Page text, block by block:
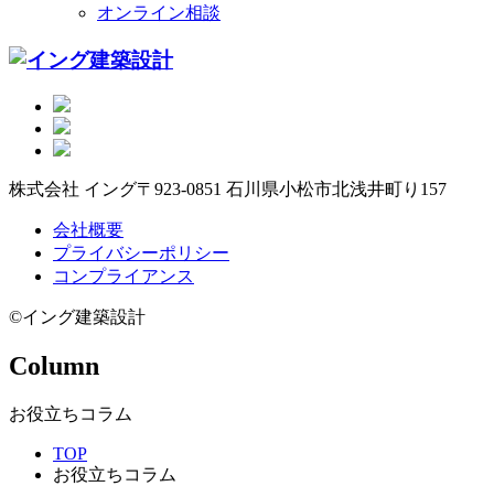
オンライン相談
株式会社 イング〒923-0851 石川県小松市北浅井町り157
会社概要
プライバシーポリシー
コンプライアンス
©イング建築設計
Column
お役立ちコラム
TOP
お役立ちコラム